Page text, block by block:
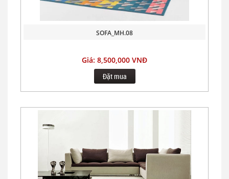
SOFA_MH.08
Giá: 8,500,000 VNĐ
Đặt mua